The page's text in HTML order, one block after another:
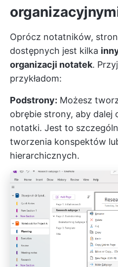
Oprócz notatników,
dostępnych jest kilka
organizacji notatek.
przykładom:
Podstrony: Możesz
obrębie strony, aby dalej
notatki. Jest to
tworzenia konspektów
hierarchicznych.